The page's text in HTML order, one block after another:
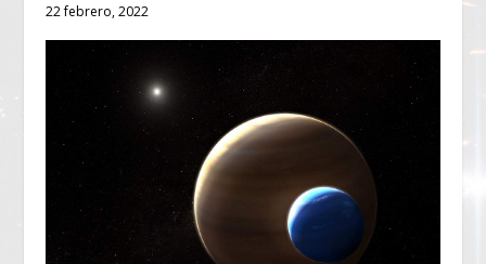
22 febrero, 2022